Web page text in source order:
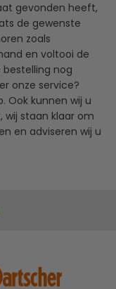
gevonden heeft,
de gewenste
zoals
en voltooi de
nog
onze service?
Ook kunnen wij u
wij staan klaar om
en adviseren wij u